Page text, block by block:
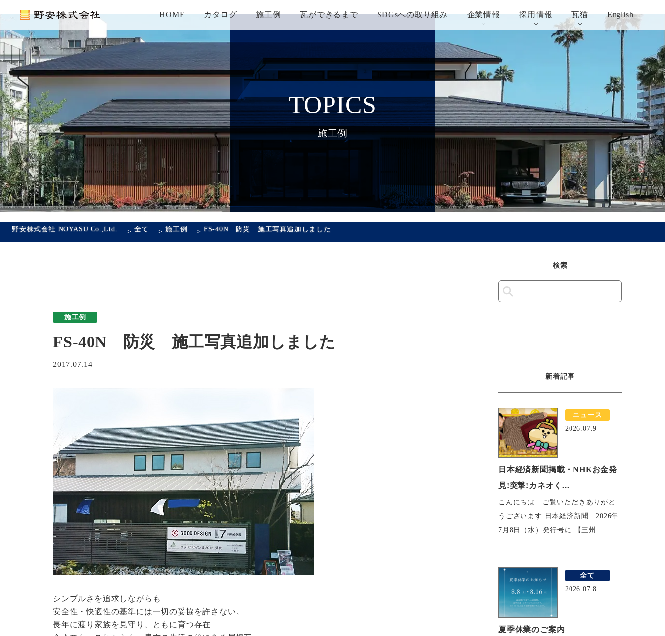
HOME カタログ 施工例 瓦ができるまで SDGsへの取り組み 企業情報 採用情報 瓦猫 English
TOPICS
施工例
野安株式会社 NOYASU Co.,Ltd. >全て >施工例 > FS-40N 防災 施工写真追加しました
施工例
FS-40N 防災 施工写真追加しました
2017.07.14
シンプルさを追求しながらも
安全性・快適性の基準には一切の妥協を許さない。
長年に渡り家族を見守り、ともに育つ存在
検索
新着記事
ニュース
2026.07.9
日本経済新聞掲載・NHKお金発
見!突撃!カネオく...
こんにちは ご覧いただきありがと
うございます 日本経済新聞 2026年
7月8日（水）発行号に 【三州...
全て
2026.07.8
夏季休業のご案内